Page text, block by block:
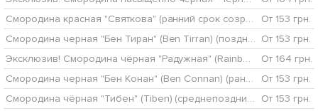
Смородина красная "Святкова" (ранний срок созревания)
От 153 грн.
Смородина черная "Бен Тиран" (Ben Tirran) (поздний срок созревания) От 153 грн.
Эксклюзив! Смородина чёрная "Радужная" (Rainbow) (премиальный крупноплодный сорт, позднего срока созревания)
От 164 грн.
Смородина черная "Бен Конан" (Ben Connan) (ранний срок созревания, зимостойкий сорт)
От 153 грн.
Смородина чёрная "Тибен" (Tiben) (среднепоздний срок созревания, один из самых популярных сортов)
От 153 грн.